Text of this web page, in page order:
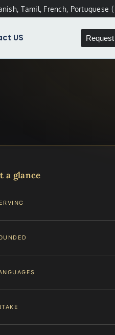
Tamil, French, Portuguese
US
a glance